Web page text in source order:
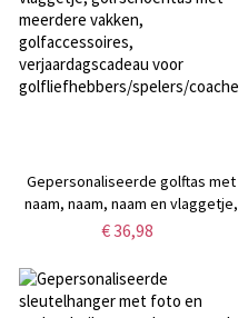
Gepersonaliseerde golftas met
naam, naam, naam en vlaggetje,
golfschoentas met meerdere
verjaardagscadeau voor
golfliefhebbers/spelers/coaches
€ 36,98